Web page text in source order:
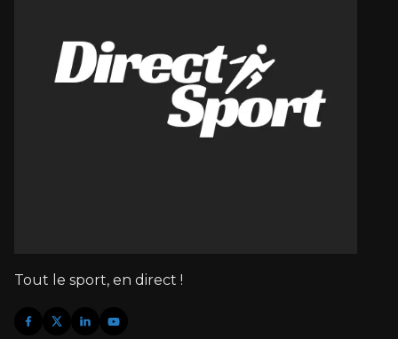
Tout le sport, en direct !